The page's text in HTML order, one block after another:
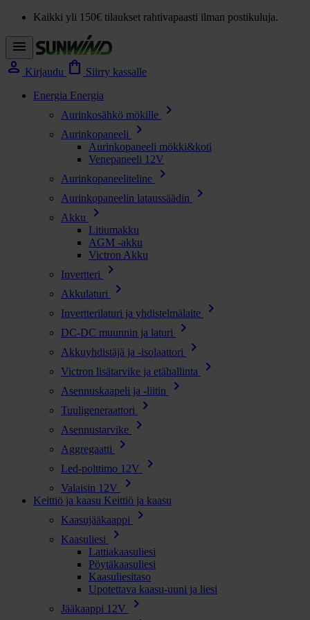
Kaikki yli 150€ tilaukset rahtivapaasti ilman postikuluja.
menu
person Kirjaudu shopping_bag Siirry kassalle
Energia Energia
Aurinkosähkö mökille
chevron_right
Aurinkopaneeli chevron_right
Aurinkopaneeli mökki&koti
Venepaneeli 12V
Aurinkopaneeliteline
chevron_right
Aurinkopaneelin lataussäädin chevron_right
Akku chevron_right
Litiumakku
AGM -akku
Victron Akku
Invertteri
chevron_right
Akkulaturi chevron_right
Invertterilaturi ja yhdistelmälaite chevron_right
DC-DC muunnin ja laturi chevron_right
Akkuyhdistäjä ja -isolaattori chevron_right
Victron lisätarvike ja etähallinta chevron_right
Asennuskaapeli ja -liitin chevron_right
Tuuligeneraattori chevron_right
Asennustarvike chevron_right
Aggregaatti chevron_right
Led-polttimo 12V chevron_right
Valaisin 12V chevron_right
Keittiö ja kaasu Keittiö ja kaasu
Kaasujääkaappi
chevron_right
Kaasuliesi chevron_right
Lattiakaasuliesi
Pöytäkaasuliesi
Kaasuliesitaso
Upotettava kaasu-uuni ja liesi
Jääkaappi 12V
chevron_right